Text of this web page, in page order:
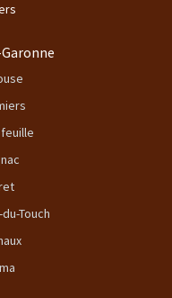
Touch